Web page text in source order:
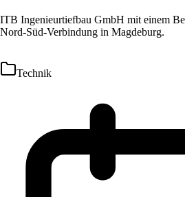
ITB Ingenieurtiefbau GmbH mit einem
Nord-Süd-Verbindung in Magdeburg.
Technik